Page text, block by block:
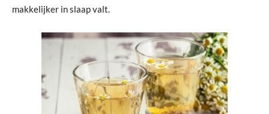
makkelijker in slaap valt.